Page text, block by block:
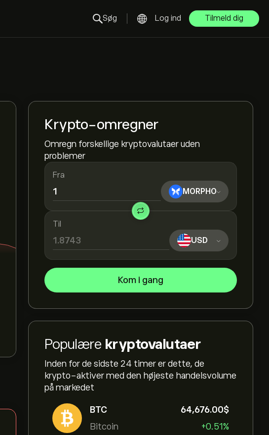
Søg Log ind Tilmeld dig
Krypto-omregner
Omregn forskellige kryptovalutaer uden
problemer
Fra
MORPHO
Til
USD
Kom i gang
Populære kryptovalutaer
Inden for de sidste 24 timer er dette, de
krypto-aktiver med den højeste handelsvolume
på markedet
BTC
Bitcoin
64,676.00‎$‎
+0.51%